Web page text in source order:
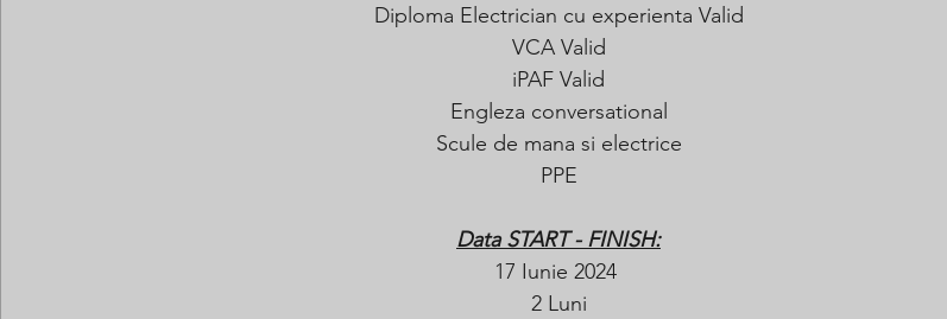
Diploma Electrician cu experienta Valid
VCA Valid
iPAF Valid
Engleza conversational
Scule de mana si electrice
PPE
Data START - FINISH:
17 Iunie 2024
2 Luni